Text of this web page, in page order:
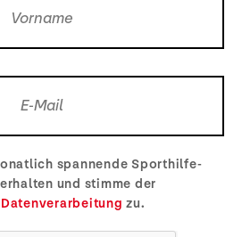
spannende Sporthilfe-
und stimme der
Datenverarbeitung zu.